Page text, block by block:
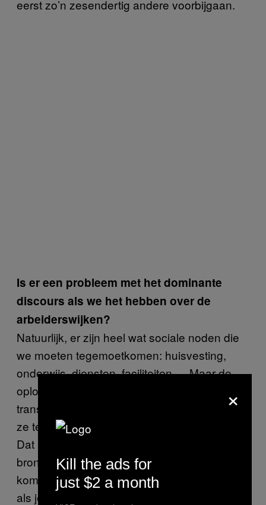
eerst zo’n zesendertig andere voorbijgaan.
Is er een probleem met het dominante
discours als we het hebben over de
arbeiderswijken?
Natuurlijk, er zijn heel wat sociale noden die
we moeten tegemoetkomen: huisvesting,
onderwijs, diensten, faciliteiten … Maar de
oplossing is niet om deze wijken te
transformeren tot iets aantrekkelijk, maar om
ze te verbeteren op basis van deze noden.
Dat is het waard, want deze wijken zijn een
bron voor heel wat inwoners. Je kunt hier
komen wanneer je je ouderlijk huis verlaat of
als je van het buitenland verhuist. Het zijn
×
Kill the ads for
just $2 a month